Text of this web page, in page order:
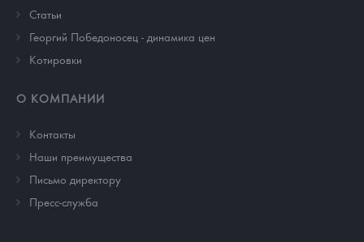
Cтатьи
Георгий Победоносец - динамика цен
Котировки
О КОМПАНИИ
Контакты
Наши преимущества
Письмо директору
Пресс-служба